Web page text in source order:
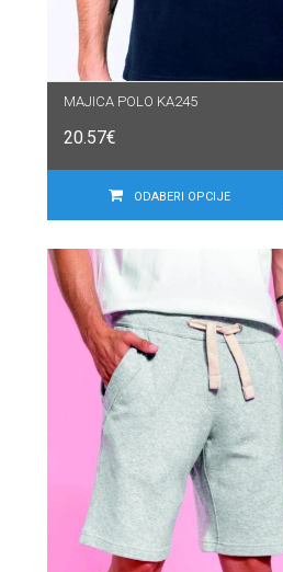
MAJICA POLO KA245
20.57€
ODABERI OPCIJE